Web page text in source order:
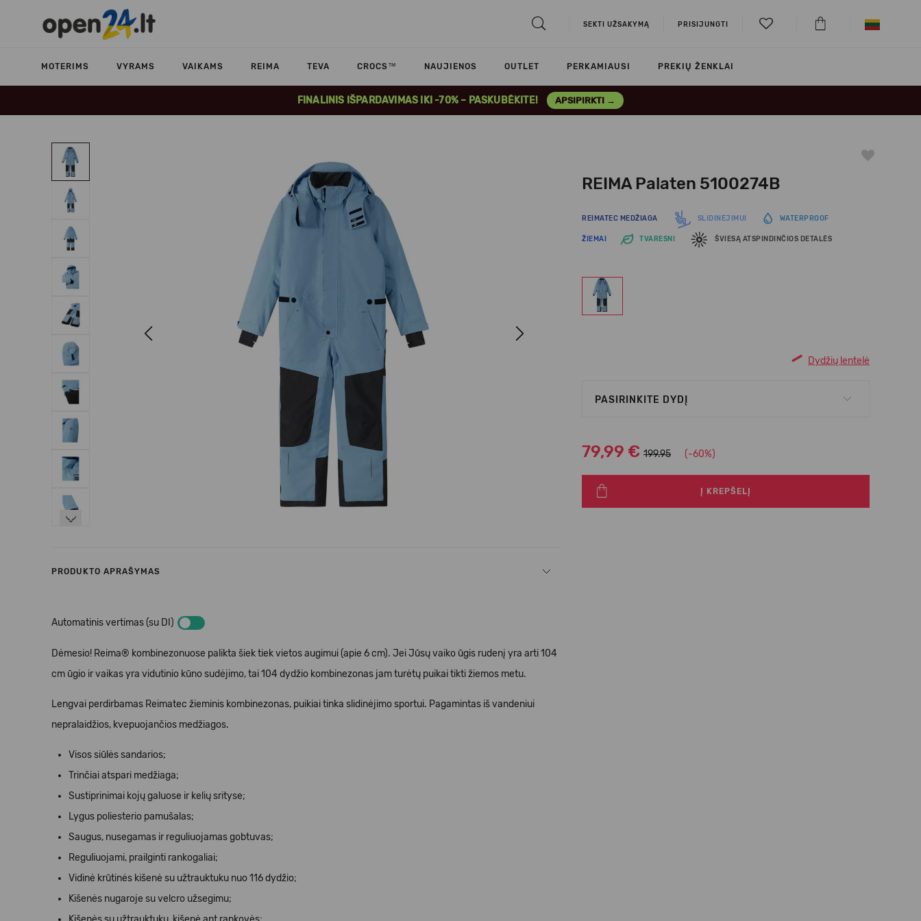
SEKTI UŽSAKYMĄ PRISIJUNGTI
MOTERIMS VYRAMS VAIKAMS REIMA TEVA CROCS™ NAUJIENOS OUTLET PERKAMIAUSI PREKIŲ ŽENKLAI
FINALINIS IŠPARDAVIMAS IKI -70% – PASKUBĖKITE! APSIPIRKTI →
Next
Next
REIMA Palaten 5100274B
REIMATEC MEDŽIAGA SLIDINĖJIMUI WATERPROOF
ŽIEMAI TVARESNI ŠVIESĄ ATSPINDINČIOS DETALĖS
Dydžių lentelė
PASIRINKITE DYDĮ
79,99 € 199.95 (-60%)
Į KREPŠELĮ
PRODUKTO APRAŠYMAS
Automatinis vertimas (su DI)
Dėmesio! Reima® kombinezonuose palikta šiek tiek vietos augimui (apie 6 cm). Jei Jūsų vaiko ūgis rudenį yra arti 104
cm ūgio ir vaikas yra vidutinio kūno sudėjimo, tai 104 dydžio kombinezonas jam turėtų puikai tikti žiemos metu.
Lengvai perdirbamas Reimatec žieminis kombinezonas, puikiai tinka slidinėjimo sportui. Pagamintas iš vandeniui
nepralaidžios, kvepuojančios medžiagos.
Visos siūlės sandarios;
Trinčiai atspari medžiaga;
Sustiprinimai kojų galuose ir kelių srityse;
Lygus poliesterio pamušalas;
Saugus, nusegamas ir reguliuojamas gobtuvas;
Reguliuojami, prailginti rankogaliai;
Vidinė krūtinės kišenė su užtrauktuku nuo 116 dydžio;
Kišenės nugaroje su velcro užsegimu;